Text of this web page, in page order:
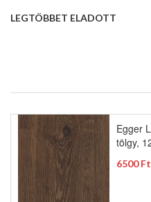
LEGTÖBBET ELADOTT
Egger
tölgy,
6500 Ft